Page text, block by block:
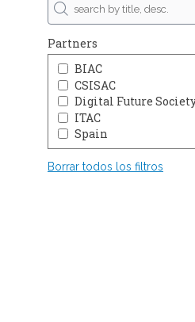
Partners
BIAC
CSISAC
Digital Future
ITAC
Spain
Borrar todos los filtros